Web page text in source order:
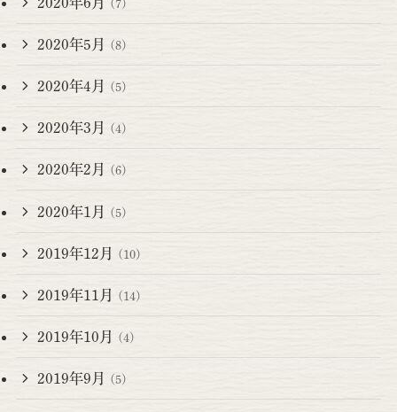
(7)
2020年5月 (8)
2020年4月 (5)
2020年3月 (4)
2020年2月 (6)
2020年1月 (5)
2019年12月 (10)
2019年11月 (14)
2019年10月 (4)
2019年9月 (5)